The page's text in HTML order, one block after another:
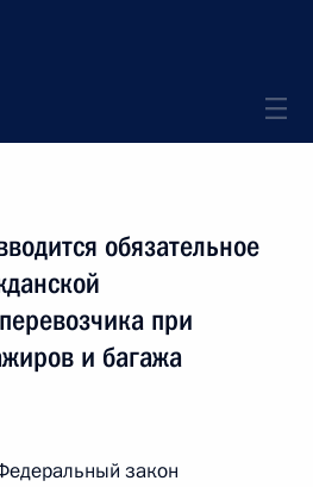
обязательное
при
и багажа
закон